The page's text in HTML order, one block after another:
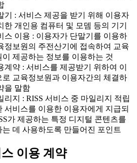
: 서비스 제공을 받기 위해 이용자
한 개인용 컴퓨터 및 모뎀 등의 기기
이용 : 이용자가 단말기를 이용하
정보원의 주전산기에 접속하여 교육
이 제공하는 정보를 이용하는 것
약 : 서비스를 제공받기 위하여 이
로 교육정보원과 이용자간의 체결하
을 말함
지 : RISS 서비스 중 마일리지 적립
서비스를 이용한 이용자에게 지급되
가 제공하는 특정 디지털 콘텐츠를
는 데 사용하도록 만들어진 포인트
이용 계약